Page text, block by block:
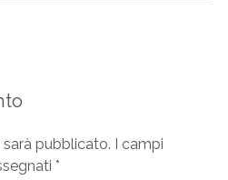
pubblicato. I campi
*